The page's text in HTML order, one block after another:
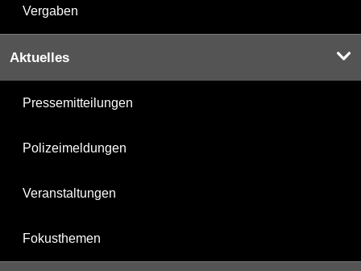
Vergaben
Aktuelles
Pressemitteilungen
Polizeimeldungen
Veranstaltungen
Fokusthemen